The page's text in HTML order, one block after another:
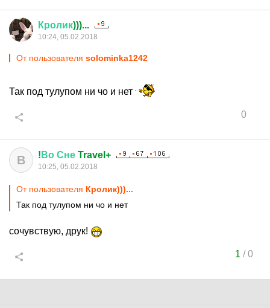
Кролик)))...
10:24, 05.02.2018
От пользователя solominka1242
Так под тулупом ни чо и нет
0
В ! Во Сне Travel+
10:25, 05.02.2018
От пользователя Кролик)))...
Так под тулупом ни чо и нет
сочувствую, друк!
1 /0